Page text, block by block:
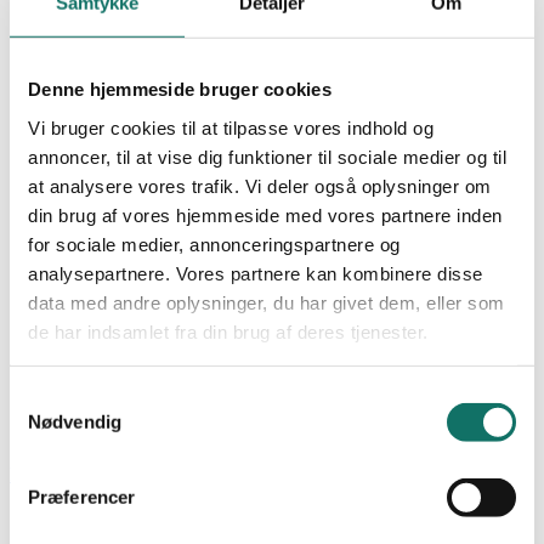
Denne hjemmeside bruger cookies
Vi bruger cookies til at tilpasse vores indhold og
annoncer, til at vise dig funktioner til sociale medier og til
at analysere vores trafik. Vi deler også oplysninger om
din brug af vores hjemmeside med vores partnere inden
for sociale medier, annonceringspartnere og
analysepartnere. Vores partnere kan kombinere disse
data med andre oplysninger, du har givet dem, eller som
de har indsamlet fra din brug af deres tjenester.
Nødvendig
Præferencer
Favoritter
Bliv kunde
0,00kr. 0
NEXCONEC
WIFI
Produkter
GIGA-LAN
LAN-SWITCH
LAN-RACK
POWER-LAN
Dokumentation
Cases
Viden og nyheder
Academy
Kursus og uddannelse
Certificering og garanti
Praktik og krav
Kontakt